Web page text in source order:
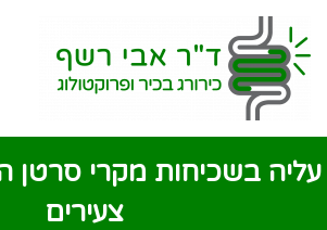
לֵב:
בְּאֲתָר
מֻפְעֶלֶת
עליה בשכיחות מקרי סרטן
צעירים